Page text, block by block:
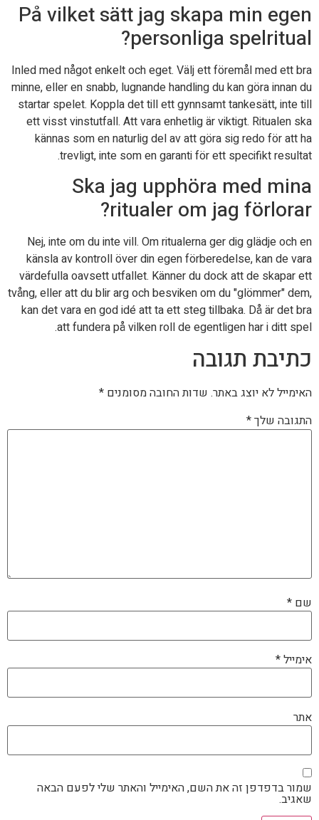
På vilket sätt jag skapa min egen
personliga spelritual?
Inled med något enkelt och eget. Välj ett föremål med ett bra
minne, eller en snabb, lugnande handling du kan göra innan du
startar spelet. Koppla det till ett gynnsamt tankesätt, inte till
ett visst vinstutfall. Att vara enhetlig är viktigt. Ritualen ska
kännas som en naturlig del av att göra sig redo för att ha
trevligt, inte som en garanti för ett specifikt resultat.
Ska jag upphöra med mina
ritualer om jag förlorar?
Nej, inte om du inte vill. Om ritualerna ger dig glädje och en
känsla av kontroll över din egen förberedelse, kan de vara
värdefulla oavsett utfallet. Känner du dock att de skapar ett
tvång, eller att du blir arg och besviken om du "glömmer" dem,
kan det vara en god idé att ta ett steg tillbaka. Då är det bra
att fundera på vilken roll de egentligen har i ditt spel.
כתיבת תגובה
האימייל לא יוצג באתר. שדות החובה מסומנים *
התגובה שלך*
שם *
אימייל*
אתר
שמור בדפדפן זה את השם, האימייל והאתר שלי לפעם הבאה
שאגיב.